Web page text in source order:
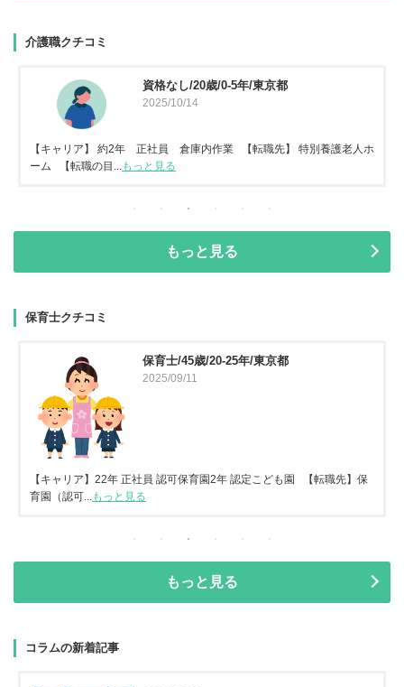
介護職クチコミ
資格なし/20歳/0-5年/東京都
2025/10/14
【キャリア】 約2年 正社員 倉庫内作業 【転職先】 特別養護老人ホ
ーム 【転職の目...
もっと見る
もっと見る
保育士クチコミ
保育士/45歳/20-25年/東京都
2025/09/11
【キャリア】22年 正社員 認可保育園2年 認定こども園 【転職先】保
育園（認可...もっと見る
もっと見る
コラムの新着記事